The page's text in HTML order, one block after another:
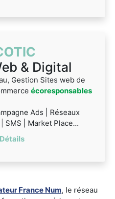
& Digital
Gestion Sites web de
écoresponsables
Ads | Réseaux
SMS | Market Place...
Détails
France Num, le réseau